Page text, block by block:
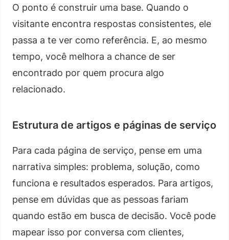
O ponto é construir uma base. Quando o
visitante encontra respostas consistentes, ele
passa a te ver como referência. E, ao mesmo
tempo, você melhora a chance de ser
encontrado por quem procura algo
relacionado.
Estrutura de artigos e páginas de serviço
Para cada página de serviço, pense em uma
narrativa simples: problema, solução, como
funciona e resultados esperados. Para artigos,
pense em dúvidas que as pessoas fariam
quando estão em busca de decisão. Você pode
mapear isso por conversa com clientes,